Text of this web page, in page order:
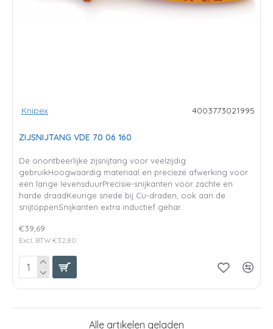
Knipex 4003773021995
ZIJSNIJTANG VDE 70 06 160
De onontbeerlijke zijsnijtang voor veelzijdig
gebruikHoogwaardig materiaal en precieze afwerking voor
een lange levensduurPrecisie-snijkanten voor zachte en
harde draadKeurige snede bij Cu-draden, ook aan de
snijtoppenSnijkanten extra inductief gehar..
€39,69
Excl. BTW:€32,80
Alle artikelen geladen